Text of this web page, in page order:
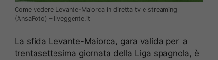
Come vedere Levante-Maiorca in diretta tv e streaming
(AnsaFoto) – Ilveggente.it
La sfida Levante-Maiorca, gara valida per la
trentasettesima giornata della Liga spagnola, è